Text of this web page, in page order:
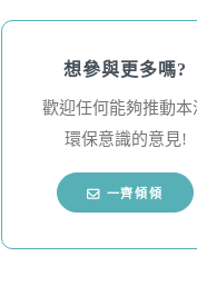
想參與更多嗎?
歡迎任何能夠推動本
環保意識的意見!
一齊傾傾